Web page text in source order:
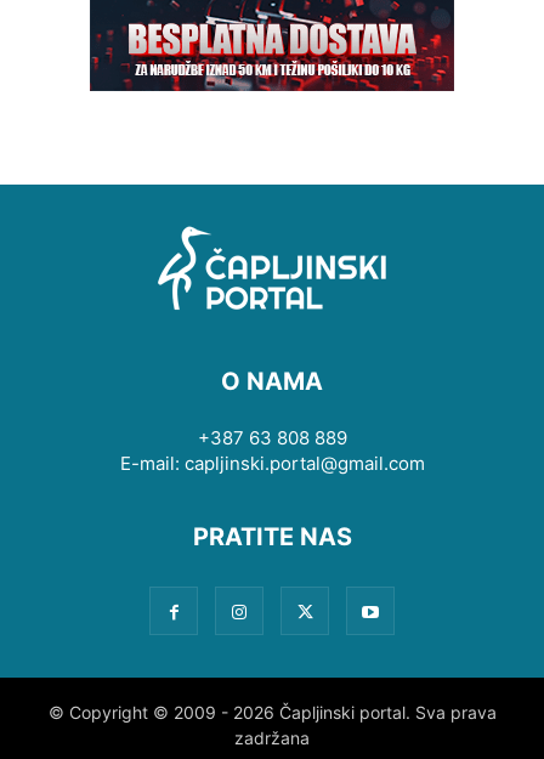
O NAMA
+387 63 808 889
E-mail: capljinski.portal@gmail.com
PRATITE NAS
© Copyright © 2009 - 2026 Čapljinski portal. Sva prava
zadržana